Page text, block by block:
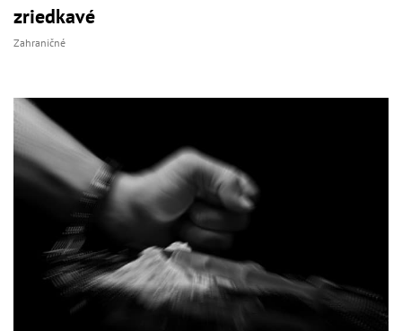
zriedkavé
Zahraničné